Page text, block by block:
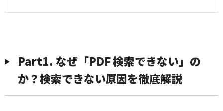
Part1. なぜ「PDF 検索できない」の
か？検索できない原因を徹底解説